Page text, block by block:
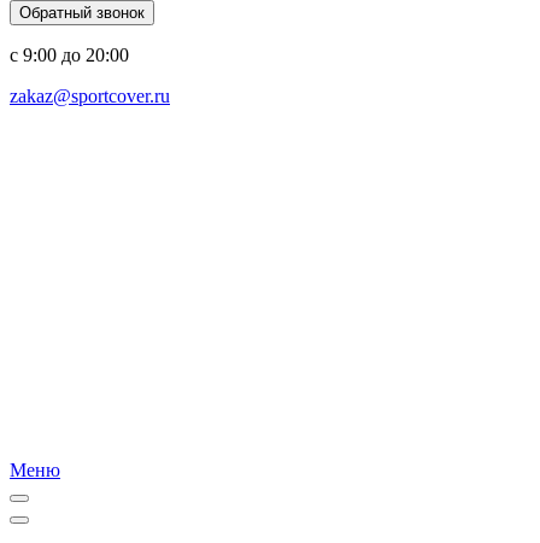
Обратный звонок
с 9:00 до 20:00
zakaz@sportcover.ru
Меню